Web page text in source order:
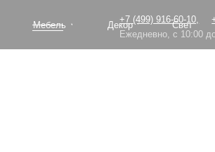
+7
+7 (499) 916-60-10,
Ежедневно, с 10:00 до 21:00
Свет
Декор
Мебель